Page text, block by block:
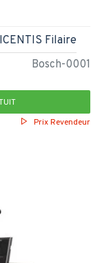
Bosch-0001
Filaire
Prix Revendeur